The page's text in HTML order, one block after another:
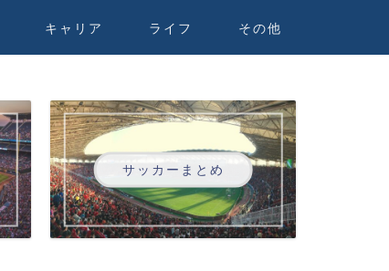
キャリア ライフ その他
サッカーまとめ